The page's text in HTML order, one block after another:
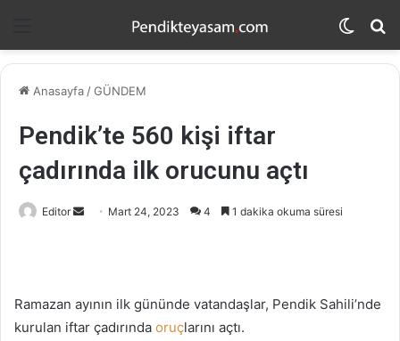
Dış
Anasayfa/GÜNDEM
Pendik’te 560 kişi iftar
çadırında ilk orucunu açtı
Editor Mart 24, 2023 4 1 dakika okuma süresi
Ramazan ayının ilk gününde vatandaşlar, Pendik Sahili’nde
kurulan iftar çadırında oruçlarını açtı.